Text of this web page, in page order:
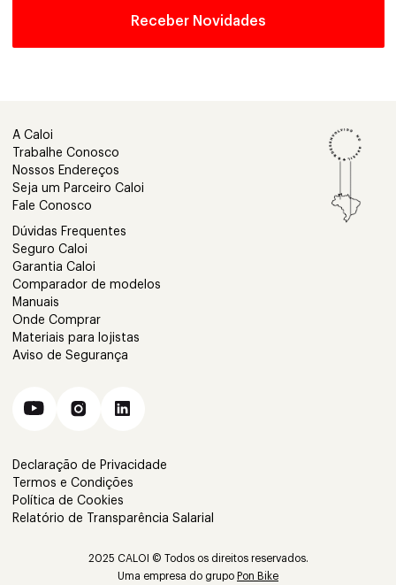
A Caloi
Trabalhe Conosco
Nossos Endereços
Seja um Parceiro Caloi
Fale Conosco
Dúvidas Frequentes
Seguro Caloi
Garantia Caloi
Comparador de modelos
Manuais
Onde Comprar
Materiais para lojistas
Aviso de Segurança
Declaração de Privacidade
Termos e Condições
Política de Cookies
Relatório de Transparência Salarial
2025 CALOI © Todos os direitos reservados.
Uma empresa do grupo Pon Bike